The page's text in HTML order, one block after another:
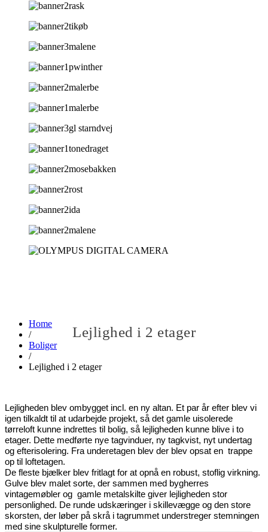
Lejlighed i 2 etager
Home
/
Boliger
/
Lejlighed i 2 etager
Lejligheden blev ombygget incl. en ny altan. Et par år efter blev vi
igen tilkaldt til at udarbejde projekt, så det gamle uisolerede
tørreloft kunne indrettes til bolig, så lejligheden kunne blive i to
etager. Dette medførte nye tagvinduer, ny tagkvist, nyt undertag
og efterisolering. Fra underetagen blev der blev opsat en trappe
op til loftetagen.
De fleste bjælker blev fritlagt for at opnå en robust, stoflig virkning.
Gulve blev malet sorte, der sammen med bygherres
vintagemøbler og gamle metalskilte giver lejligheden stor
personlighed. De runde udskæringer i skillevægge og den store
skorsten, der løber på skrå i tagrummet understreger stemningen
med sine skulpturelle former.